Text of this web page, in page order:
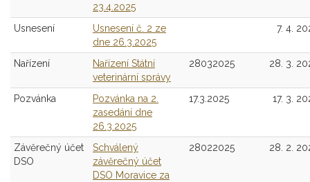
23.4.2025
Usnesení
Usnesení č. 2 ze
dne 26.3.2025
7. 4.
Nařízení
Nařízení Státní
veterinární správy
28032025 28. 3.
Pozvánka
Pozvánka na 2.
zasedání dne
26.3.2025
17.3.2025 17. 3.
Závěrečný účet
DSO
Schválený
závěrečný účet
DSO Moravice za
28022025 28. 2.